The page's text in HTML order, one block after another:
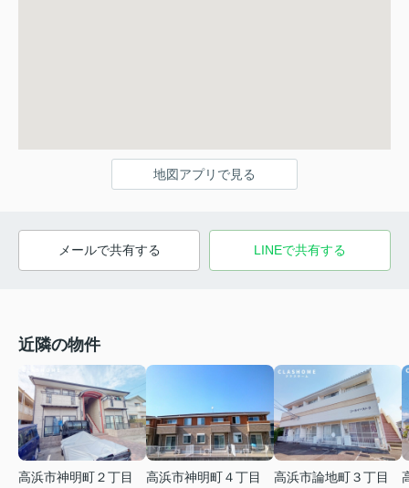
地図アプリで見る
メールで共有する LINEで共有する
近隣の物件
高浜市神明町２丁目
高浜市神明町４丁目
高浜市論地町３丁目